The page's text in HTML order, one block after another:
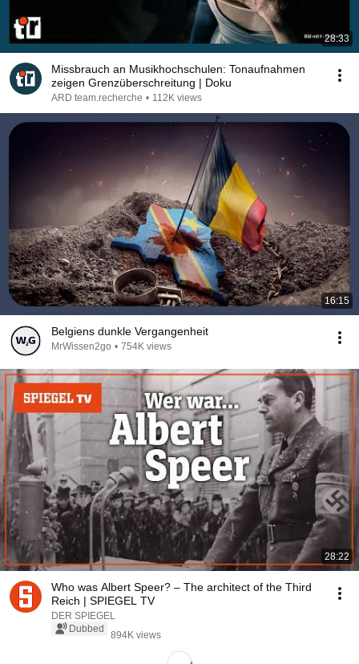
28:33
Missbrauch an Musikhochschulen: Tonaufnahmen
zeigen Grenzüberschreitung | Doku
ARD team.recherche • 112K views
16:15
Belgiens dunkle Vergangenheit
MrWissen2go • 754K views
28:22
Who was Albert Speer? – The architect of the Third
Reich | SPIEGEL TV
DER SPIEGEL
Dubbed
894K views